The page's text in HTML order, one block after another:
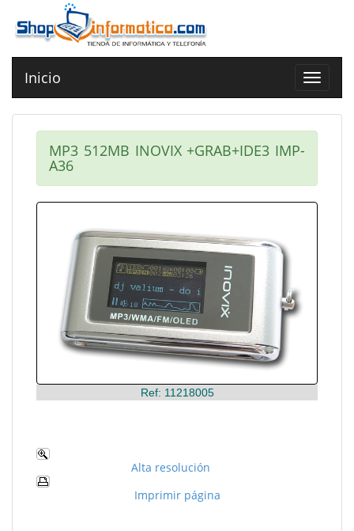
Toggle
Inicio
MP3 512MB INOVIX +GRAB+IDE3 IMP-
A36
Ref: 11218005
Alta resolución
Imprimir página